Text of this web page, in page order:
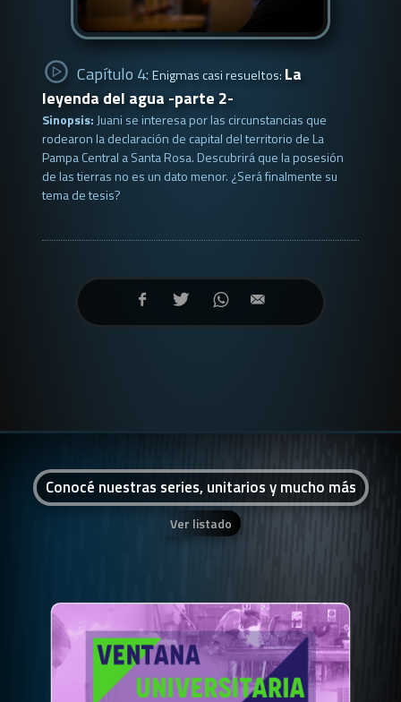
Capítulo 4:Enigmas casi resueltos: La
leyenda del agua -parte 2-
Sinopsis: Juani se interesa por las circunstancias que
rodearon la declaración de capital del territorio de La
Pampa Central a Santa Rosa. Descubrirá que la posesión
de las tierras no es un dato menor. ¿Será finalmente su
tema de tesis?
Conocé nuestras series, unitarios y mucho más
Ver listado